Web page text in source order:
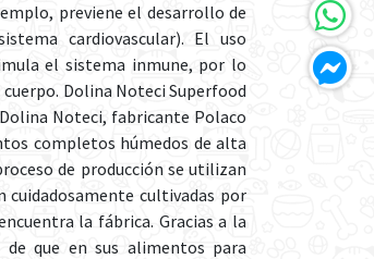
previene el desarrollo de
cardiovascular). El uso
el sistema inmune, por lo
Dolina Noteci Superfood
Noteci, fabricante Polaco
completos húmedos de alta
de producción se utilizan
cuidadosamente cultivadas por
la fábrica. Gracias a la
que en sus alimentos para